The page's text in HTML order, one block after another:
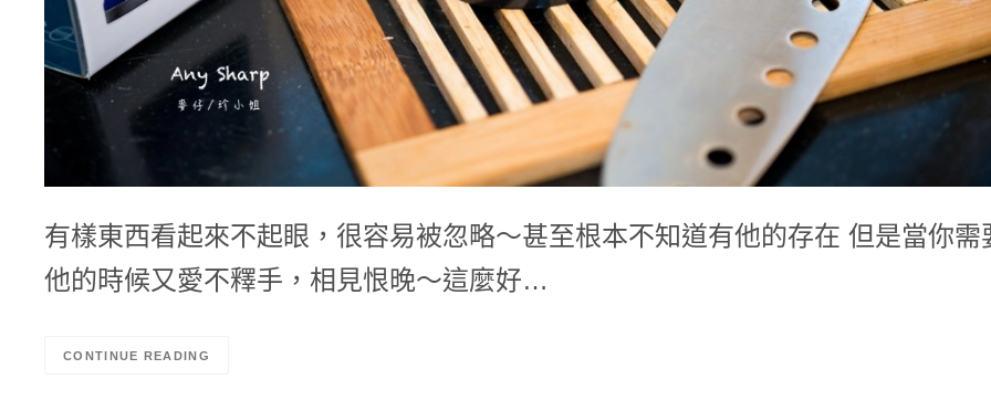
有樣東西看起來不起眼，很容易被忽略～甚至根本不知道有他的存在 但是當你需
他的時候又愛不釋手，相見恨晚～這麼好…
CONTINUE READING